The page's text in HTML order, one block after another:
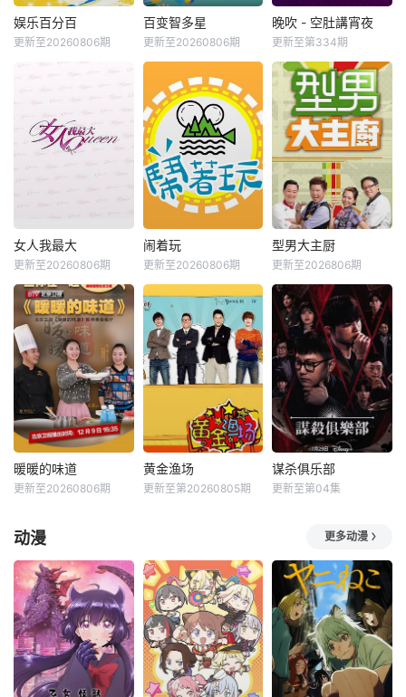
娱乐百分百
更新至20260806期
百变智多星
更新至20260806期
晚吹 - 空肚講宵夜
更新至第334期
女人我最大
更新至20260806期
闹着玩
更新至20260806期
型男大主厨
更新至2026806期
暖暖的味道
更新至20260806期
黄金渔场
更新至第20260805期
谋杀俱乐部
更新至第04集
动漫 更多动漫